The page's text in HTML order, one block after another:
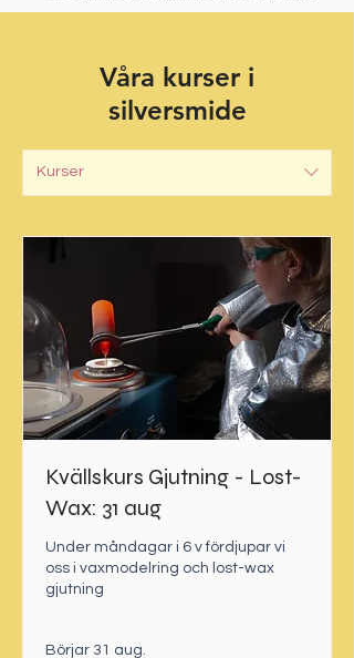
Våra kurser i
silversmide
Kurser
Kvällskurs Gjutning - Lost-
Wax: 31 aug
Under måndagar i 6 v fördjupar vi
oss i vaxmodelring och lost-wax
gjutning
Börjar 31 aug.